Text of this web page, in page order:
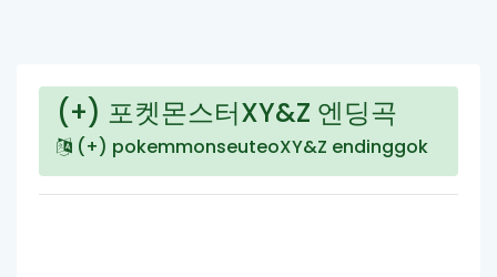
(+) 포켓몬스터XY&Z 엔딩곡
(+) pokemmonseuteoXY&Z endinggok